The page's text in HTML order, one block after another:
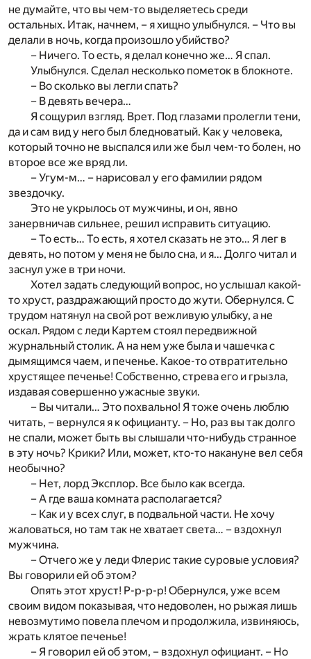
не думайте, что вы чем-то выделяетесь среди
остальных. Итак, начнем, – я хищно улыбнулся. – Что вы
делали в ночь, когда произошло убийство?
– Ничего. То есть, я делал конечно же… Я спал.
Улыбнулся. Сделал несколько пометок в блокноте.
– Во сколько вы легли спать?
– В девять вечера…
Я сощурил взгляд. Врет. Под глазами пролегли тени,
да и сам вид у него был бледноватый. Как у человека,
который точно не выспался или же был чем-то болен, но
второе все же вряд ли.
– Угум-м… – нарисовал у его фамилии рядом
звездочку.
Это не укрылось от мужчины, и он, явно
занервничав сильнее, решил исправить ситуацию.
– То есть… То есть, я хотел сказать не это… Я лег в
девять, но потом у меня не было сна, и я… Долго читал и
заснул уже в три ночи.
Хотел задать следующий вопрос, но услышал какой-
то хруст, раздражающий просто до жути. Обернулся. С
трудом натянул на свой рот вежливую улыбку, а не
оскал. Рядом с леди Картем стоял передвижной
журнальный столик. А на нем уже была и чашечка с
дымящимся чаем, и печенье. Какое-то отвратительно
хрустящее печенье! Собственно, стрева его и грызла,
издавая совершенно ужасные звуки.
– Вы читали… Это похвально! Я тоже очень люблю
читать, – вернулся я к официанту. – Но, раз вы так долго
не спали, может быть вы слышали что-нибудь странное
в эту ночь? Крики? Или, может, кто-то накануне вел себя
необычно?
– Нет, лорд Эксплор. Все было как всегда.
– А где ваша комната располагается?
– Как и у всех слуг, в подвальной части. Не хочу
жаловаться, но там так не хватает света… – вздохнул
мужчина.
– Отчего же у леди Флерис такие суровые условия?
Вы говорили ей об этом?
Опять этот хруст! Р-р-р-р! Обернулся, уже всем
своим видом показывая, что недоволен, но рыжая лишь
невозмутимо повела плечом и продолжила, извиняюсь,
жрать клятое печенье!
– Я говорил ей об этом, – вздохнул официант. – Но